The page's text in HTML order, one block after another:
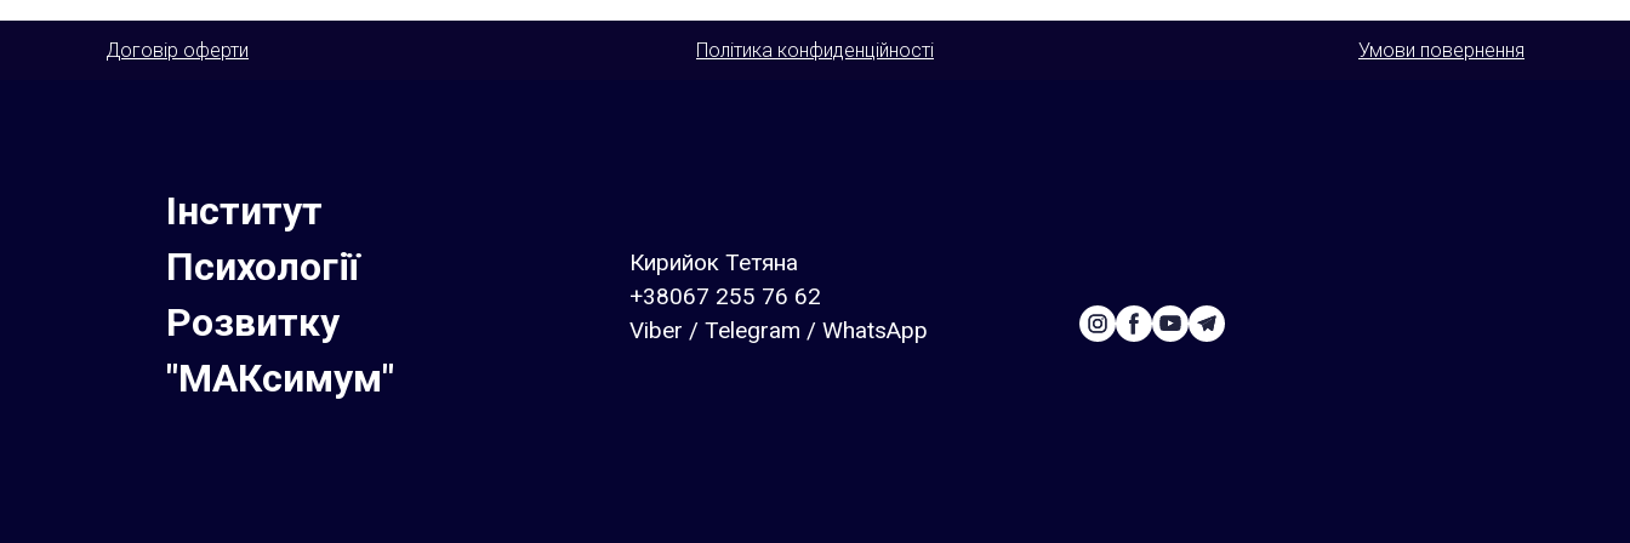
Договір оферти Політика конфиденційності Умови повернення
Інститут
Психології
Розвитку
"МАКсимум"
Кирийок Тетяна
+38067 255 76 62
Viber / Telegram / WhatsApp